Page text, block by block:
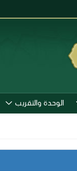
الوحدة والتقريب